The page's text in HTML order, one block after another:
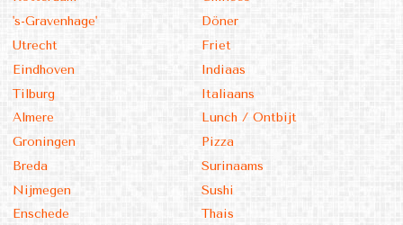
's-Gravenhage'
Utrecht
Eindhoven
Tilburg
Almere
Groningen
Breda
Nijmegen
Enschede
Döner
Friet
Indiaas
Italiaans
Lunch / Ontbijt
Pizza
Surinaams
Sushi
Thais